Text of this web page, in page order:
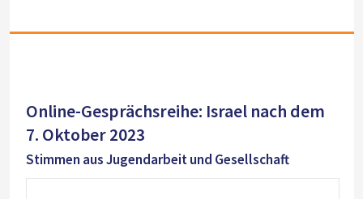
Online-Gesprächsreihe: Israel nach dem
7. Oktober 2023
Stimmen aus Jugendarbeit und Gesellschaft